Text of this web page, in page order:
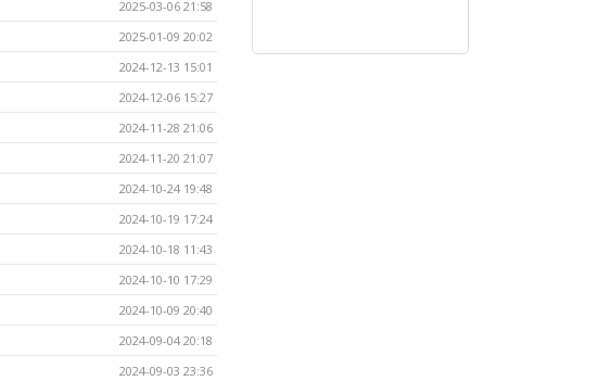
2025-03-06 21:58
2025-01-09 20:02
2024-12-13 15:01
2024-12-06 15:27
2024-11-28 21:06
2024-11-20 21:07
2024-10-24 19:48
2024-10-19 17:24
2024-10-18 11:43
2024-10-10 17:29
2024-10-09 20:40
2024-09-04 20:18
2024-09-03 23:36